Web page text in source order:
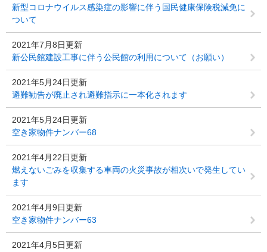
新型コロナウイルス感染症の影響に伴う国民健康保険税減免に
ついて
2021年7月8日更新
新公民館建設工事に伴う公民館の利用について（お願い）
2021年5月24日更新
避難勧告が廃止され避難指示に一本化されます
2021年5月24日更新
空き家物件ナンバー68
2021年4月22日更新
燃えないごみを収集する車両の火災事故が相次いで発生してい
ます
2021年4月9日更新
空き家物件ナンバー63
2021年4月5日更新